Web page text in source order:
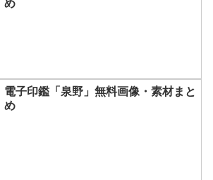
め
電子印鑑「泉野」無料画像・素材まと
め